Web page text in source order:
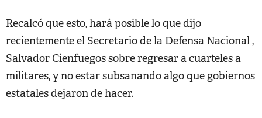
Recalcó que esto, hará posible lo que dijo
recientemente el Secretario de la Defensa Nacional ,
Salvador Cienfuegos sobre regresar a cuarteles a
militares, y no estar subsanando algo que gobiernos
estatales dejaron de hacer.